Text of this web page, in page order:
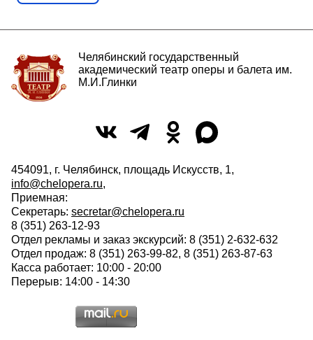
Челябинский государственный
академический театр оперы и балета им.
М.И.Глинки
454091, г. Челябинск, площадь Искусств, 1,
info@chelopera.ru,
Приемная:
Секретарь: secretar@chelopera.ru
8 (351) 263-12-93
Отдел рекламы и заказ экскурсий: 8 (351) 2-632-632
Отдел продаж: 8 (351) 263-99-82, 8 (351) 263-87-63
Касса работает: 10:00 - 20:00
Перерыв: 14:00 - 14:30